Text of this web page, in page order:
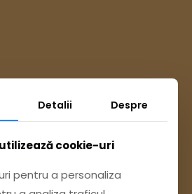
Accesează
Contact
Detalii Despre
cookie-uri
pentru a personaliza